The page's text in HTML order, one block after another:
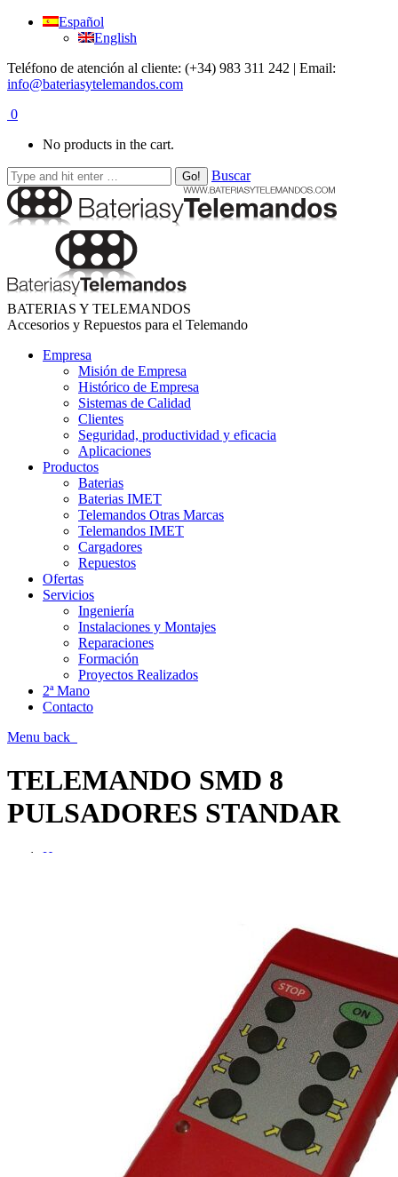
Español
English
Teléfono de atención al cliente: (+34) 983 311 242 | Email:
info@bateriasytelemandos.com
0
No products in the cart.
Buscar
BATERIAS Y TELEMANDOS
Accesorios y Repuestos para el Telemando
Empresa
Misión de Empresa
Histórico de Empresa
Sistemas de Calidad
Clientes
Seguridad, productividad y eficacia
Aplicaciones
Productos
Baterias
Baterias IMET
Telemandos Otras Marcas
Telemandos IMET
Cargadores
Repuestos
Ofertas
Servicios
Ingeniería
Instalaciones y Montajes
Reparaciones
Formación
Proyectos Realizados
2ª Mano
Contacto
Menu back
TELEMANDO SMD 8
PULSADORES STANDAR
Home